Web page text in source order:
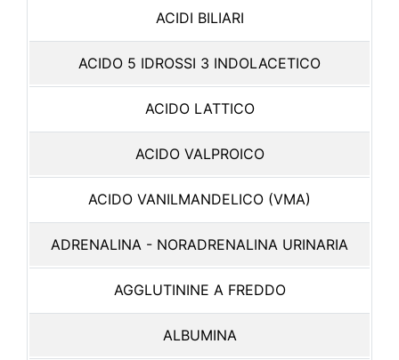
ACIDI BILIARI
ACIDO 5 IDROSSI 3 INDOLACETICO
ACIDO LATTICO
ACIDO VALPROICO
ACIDO VANILMANDELICO (VMA)
ADRENALINA - NORADRENALINA URINARIA
AGGLUTININE A FREDDO
ALBUMINA